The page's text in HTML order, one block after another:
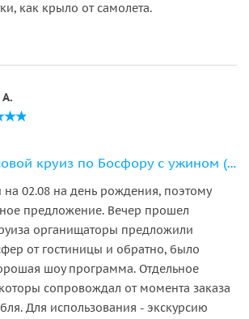
как крыло от самолета.
Вечерний 3-часовой круиз по Босфору с ужином (от причала)
на 02.08 на день рождения, поэтому
предложение. Вечер прошел
органищаторы предложили
от гостиницы и обратно, было
шоу программа. Отдельное
сопровождал от момента заказа
Для использования - экскурсию